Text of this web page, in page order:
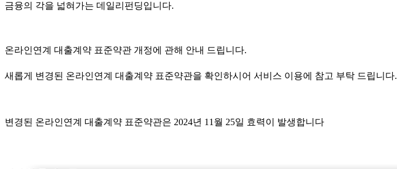
금융의 각을 넓혀가는 데일리펀딩입니다.
온라인연계 대출계약 표준약관 개정에 관해 안내 드립니다.
새롭게 변경된 온라인연계 대출계약 표준약관을 확인하시어 서비스 이용에 참고 부탁 드립니다.
변경된 온라인연계 대출계약 표준약관은 2024년 11월 25일 효력이 발생합니다